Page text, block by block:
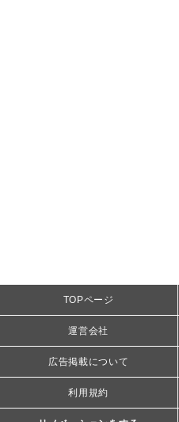
TOPページ
運営会社
広告掲載について
利用規約